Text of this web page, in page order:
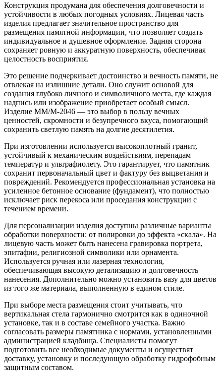
Конструкция продумана для обеспечения долговечности и
устойчивости в любых погодных условиях. Лицевая часть
изделия предлагает значительное пространство для
размещения памятной информации, что позволяет создать
индивидуальное и душевное оформление. Задняя сторона
сохраняет ровную и аккуратную поверхность, обеспечивая
целостность восприятия.
Это решение подчеркивает достоинство и вечность памяти, не
отвлекая на излишние детали. Оно служит основой для
создания глубоко личного и символичного места, где каждая
надпись или изображение приобретает особый смысл.
Изделие ММ/M-2046 — это выбор в пользу вечных
ценностей, скромности и безупречного вкуса, помогающий
сохранить светлую память на долгие десятилетия.
При изготовлении используется высокоплотный гранит,
устойчивый к механическим воздействиям, перепадам
температур и ультрафиолету. Это гарантирует, что памятник
сохранит первоначальный цвет и фактуру без выцветания и
повреждений. Рекомендуется профессиональная установка на
усиленное бетонное основание (фундамент), что полностью
исключает риск перекоса или проседания конструкции с
течением времени.
Для персонализации изделия доступны различные варианты
обработки поверхности: от полировки до эффекта «скала». На
лицевую часть может быть нанесена гравировка портрета,
эпитафии, религиозной символики или орнамента.
Используется ручная или лазерная технология,
обеспечивающая высокую детализацию и долговечность
нанесения. Дополнительно можно установить вазу для цветов
из того же материала, выполненную в едином стиле.
При выборе места размещения стоит учитывать, что
вертикальная стела гармонично смотрится как в одиночной
установке, так и в составе семейного участка. Важно
согласовать размеры памятника с нормами, установленными
администрацией кладбища. Специалисты помогут
подготовить все необходимые документы и осуществят
доставку, установку и последующую обработку гидрофобным
защитным составом.